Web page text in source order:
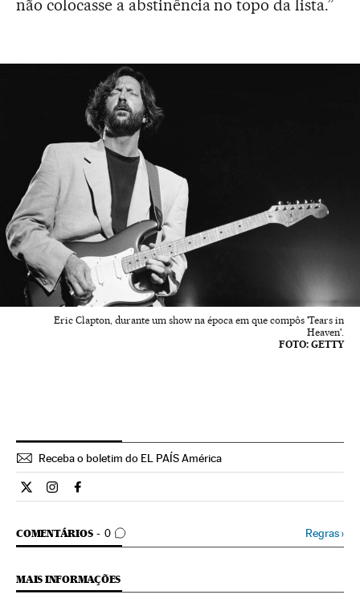
não colocasse a abstinência no topo da lista.”
Eric Clapton, durante um show na época em que compôs 'Tears in
Heaven'.
FOTO: GETTY
Receba o boletim do EL PAÍS América
Cultura El País Brasil en Twitter
Cultura El País Brasil en Instagram
Cultura El País Brasil en Facebook
COMENTÁRIOS 0
COMENTÁRIOS Regras›
MAIS INFORMAÇÕES